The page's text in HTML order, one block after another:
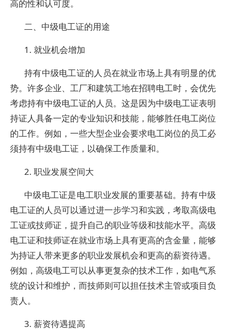
高的性和认可度。
二、中级电工证的用途
1. 就业机会增加
持有中级电工证的人员在就业市场上具有明显的优
势。许多企业、工厂和建筑工地在招聘电工时，会优先
考虑持有中级电工证的人员。这是因为中级电工证表明
持证人具备一定的专业知识和技能，能够胜任电工岗位
的工作。例如，一些大型企业会要求电工岗位的员工必
须持有中级电工证，以确保工作质量和。
2. 职业发展空间大
中级电工证是电工职业发展的重要基础。持有中级
电工证的人员可以通过进一步学习和实践，考取高级电
工证或技师证，提升自己的职业等级和技能水平。高级
电工证和技师证在就业市场上具有更高的含金量，能够
为持证人带来更多的职业发展机会和更高的薪资待遇。
例如，高级电工可以从事更复杂的技术工作，如电气系
统的设计和维护，而技师则可以担任技术主管或项目负
责人。
3. 薪资待遇提高